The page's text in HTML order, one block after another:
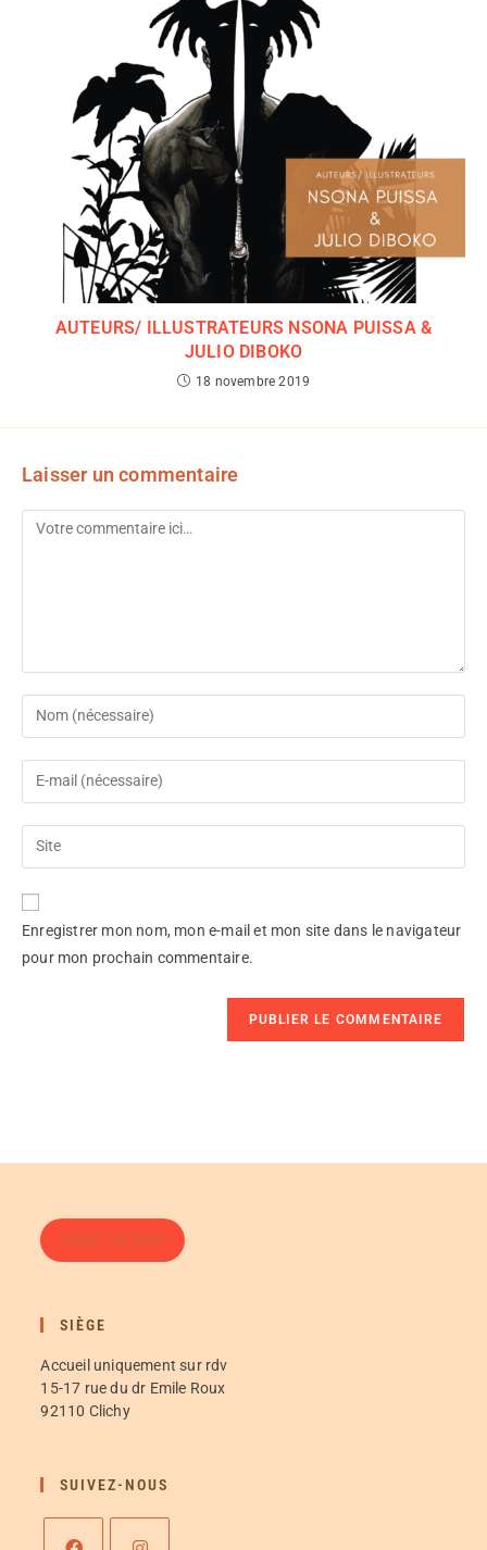
AUTEURS/ ILLUSTRATEURS NSONA PUISSA &
JULIO DIBOKO
18 novembre 2019
Laisser un commentaire
Enregistrer mon nom, mon e-mail et mon site dans le navigateur
pour mon prochain commentaire.
FAIRE UN DON
SIÈGE
Accueil uniquement sur rdv
15-17 rue du dr Emile Roux
92110 Clichy
SUIVEZ-NOUS